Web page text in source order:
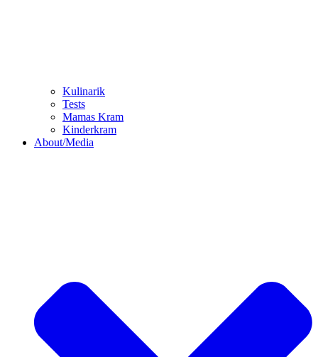
Kulinarik
Tests
Mamas Kram
Kinderkram
About/Media